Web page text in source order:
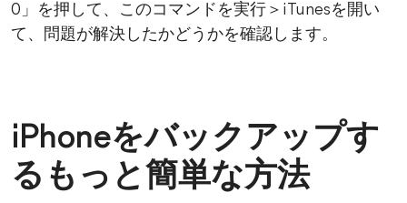
0」を押して、このコマンドを実行＞iTunesを開い
て、問題が解決したかどうかを確認します。
iPhoneをバックアップす
るもっと簡単な方法